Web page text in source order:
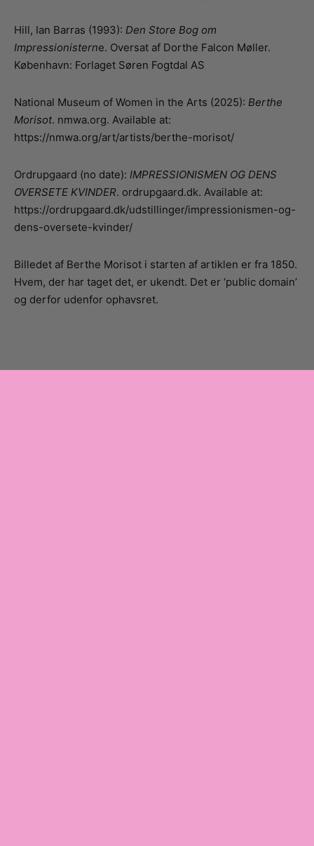
Hill, Ian Barras (1993): Den Store Bog om
Impressionisterne. Oversat af Dorthe Falcon Møller.
København: Forlaget Søren Fogtdal AS
National Museum of Women in the Arts (2025): Berthe
Morisot. nmwa.org. Available at:
https://nmwa.org/art/artists/berthe-morisot/
Ordrupgaard (no date): IMPRESSIONISMEN OG DENS
OVERSETE KVINDER. ordrupgaard.dk. Available at:
https://ordrupgaard.dk/udstillinger/impressionismen-og-
dens-oversete-kvinder/
Billedet af Berthe Morisot i starten af artiklen er fra 1850.
Hvem, der har taget det, er ukendt. Det er ‘public domain’
og derfor udenfor ophavsret.